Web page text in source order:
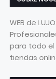
WEB de
para todo el
tiendas